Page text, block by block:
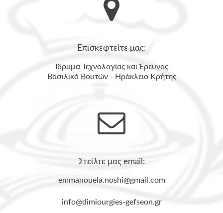
Επισκεφτείτε μας:
Ίδρυμα Τεχνολογίας και Έρευνας
Βασιλικά Βουτών - Ηράκλειο Κρήτης
Στείλτε μας email:
emmanouela.noshi@gmail.com
info@dimiourgies-gefseon.gr